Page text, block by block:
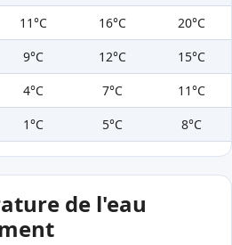
11°C 16°C
20°C
9°C 12°C
15°C
4°C 7°C
11°C
1°C 5°C 8°C
de l'eau